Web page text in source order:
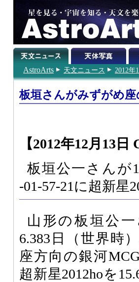
AstroArts 天文ニュース 2012年
板垣さんがみずがめ座
【2012年12月13日
板垣公一さんが
-01-57-21に超新星
山形の板垣公一
6.383日（世界時
座方向の銀河
超新星2012hoを